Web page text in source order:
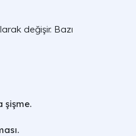
değişir. Bazı
şişme.